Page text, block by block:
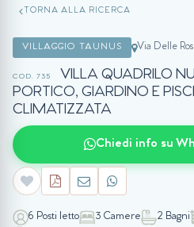
TORNA ALLA RICERCA
VILLAGGIO TAUNUS Via Delle
COD. 735
VILLA QUADRILO
PORTICO, GIARDINO E
CLIMATIZZATA
Chiedi info su
6 Posti letto 3 Camere 2 Bagni